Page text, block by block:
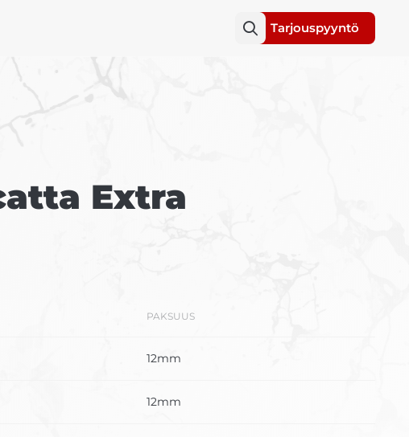
Tarjouspyyntö
Extra
PAKSUUS
12mm
12mm